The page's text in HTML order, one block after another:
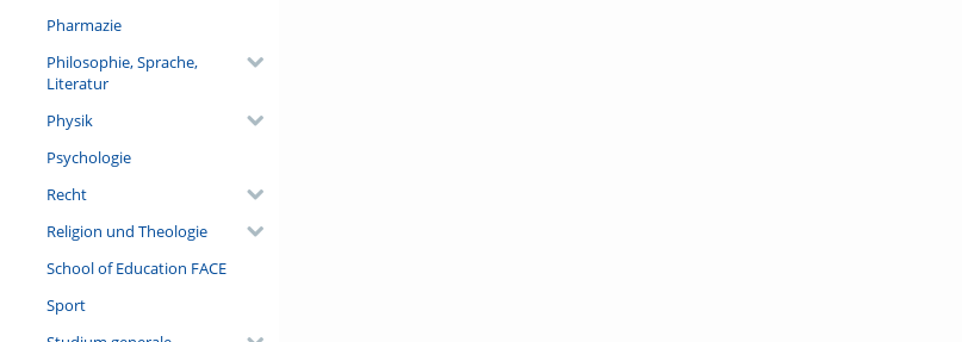
Pharmazie
Philosophie, Sprache,
Literatur
Physik
Psychologie
Recht
Religion und Theologie
School of Education FACE
Sport